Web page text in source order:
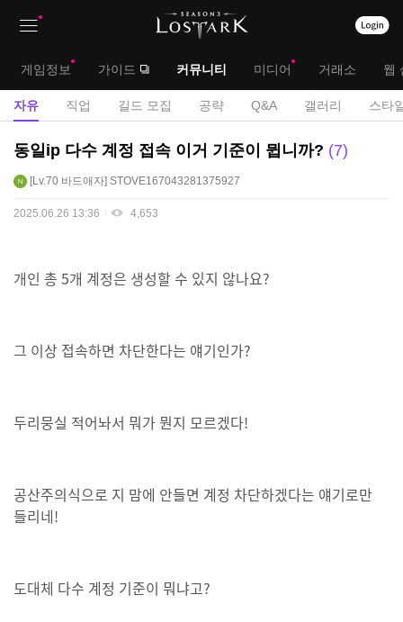
대
메
뉴
게임정보 가이드 커뮤니티 미디어 거래소 웹
서
자유 직업 길드 모집 공략 Q&A 갤러리 스타
자
게
동일ip 다수 계정 접속 이거 기준이 뮙니까? 7
Lv.70 바드애자 STOVE167043281375927
2025.06.26 13:36 4,653
개인 총 5개 계정은 생성할 수 있지 않나요?
그 이상 접속하면 차단한다는 얘기인가?
두리뭉실 적어놔서 뭐가 뭔지 모르겠다!
공산주의식으로 지 맘에 안들면 계정 차단하겠다는 얘기로만
들리네!
도대체 다수 계정 기준이 뭐냐고?